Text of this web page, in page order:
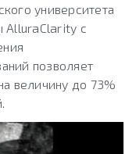
университета
AlluraClarity с
позволяет
величину до 73%